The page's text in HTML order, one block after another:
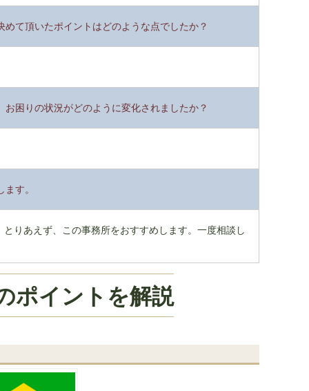
て頂いたポイントはどのような点でしたか？
困りの状況がどのように変化されましたか？
す。
りあえず、この事務所をおすすめします。一度相談し
ポイントを解説